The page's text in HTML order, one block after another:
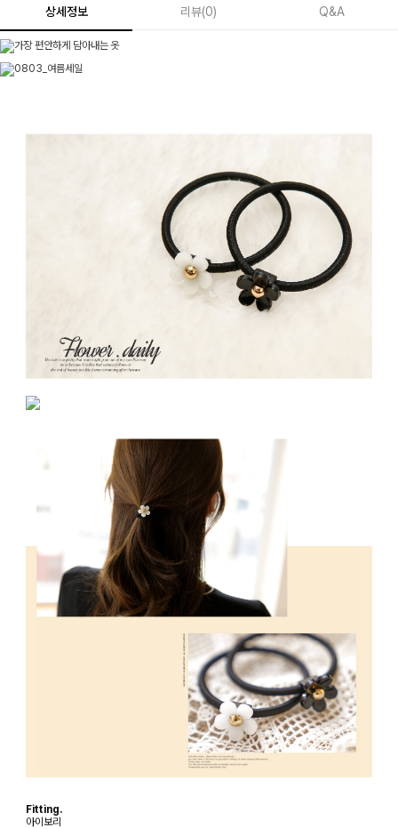
상세정보 리뷰(0) Q&A
Fitting.
아이보리